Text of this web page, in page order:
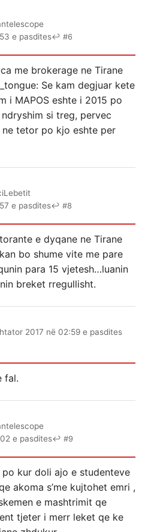
e pasdites↩ #6
me brokerage ne Tirane
Se kam degjuar kete
i MAPOS eshte i 2015 po
si treg, pervec
ne tetor po kjo eshte per
e pasdites↩ #8
e dyqane ne Tirane
bo shume vite me pare
para 15 vjetesh…luanin
breket rregullisht.
2017 në 02:59 e pasdites
fal.
e pasdites↩ #9
po kur doli ajo e studenteve
akoma s’me kujtohet emri ,
e mashtrimit qe
tjeter i merr leket qe ke